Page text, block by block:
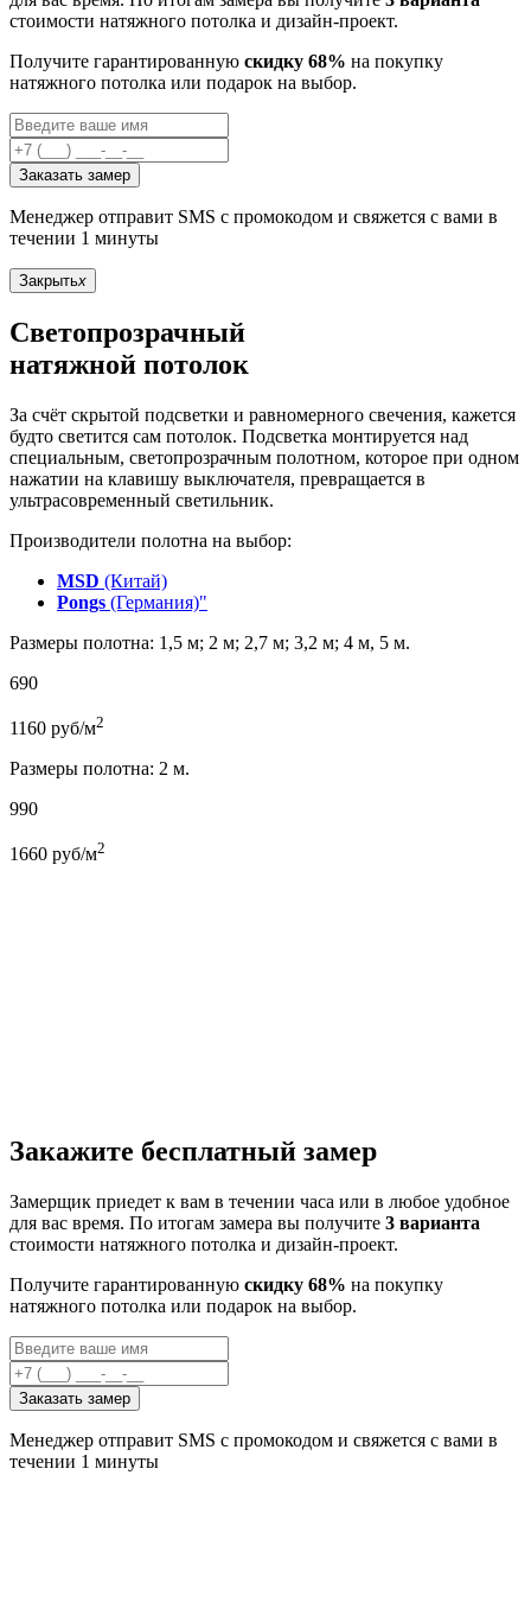
стоимости натяжного потолка и дизайн-проект.
Получите гарантированную скидку 68% на покупку
натяжного потолка или подарок на выбор.
Заказать замер
Менеджер отправит SMS с промокодом и свяжется с вами в
течении 1 минуты
Закрытьx
Светопрозрачный
натяжной потолок
За счёт скрытой подсветки и равномерного свечения, кажется
будто светится сам потолок. Подсветка монтируется над
специальным, светопрозрачным полотном, которое при одном
нажатии на клавишу выключателя, превращается в
ультрасовременный светильник.
Производители полотна на выбор:
MSD (Китай)
Pongs (Германия)"
Размеры полотна: 1,5 м; 2 м; 2,7 м; 3,2 м; 4 м, 5 м.
690
1160 руб/м2
Размеры полотна: 2 м.
990
1660 руб/м2
Закажите бесплатный замер
Замерщик приедет к вам в течении часа или в любое удобное
для вас время. По итогам замера вы получите 3 варианта
стоимости натяжного потолка и дизайн-проект.
Получите гарантированную скидку 68% на покупку
натяжного потолка или подарок на выбор.
Заказать замер
Менеджер отправит SMS с промокодом и свяжется с вами в
течении 1 минуты